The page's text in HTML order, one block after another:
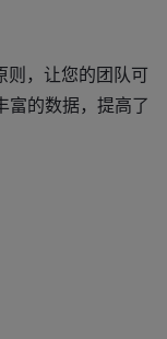
则，让您的团队可
富的数据，提高了